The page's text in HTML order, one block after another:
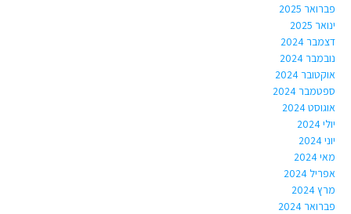
פברואר 2025
ינואר 2025
דצמבר 2024
נובמבר 2024
אוקטובר 2024
ספטמבר 2024
אוגוסט 2024
יולי 2024
יוני 2024
מאי 2024
אפריל 2024
מרץ 2024
פברואר 2024